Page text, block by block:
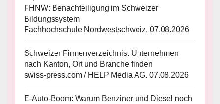
FHNW: Benachteiligung im Schweizer
Bildungssystem
Fachhochschule Nordwestschweiz, 07.08.2026
Schweizer Firmenverzeichnis: Unternehmen
nach Kanton, Ort und Branche finden
swiss-press.com / HELP Media AG, 07.08.2026
E-Auto-Boom: Warum Benziner und Diesel noch